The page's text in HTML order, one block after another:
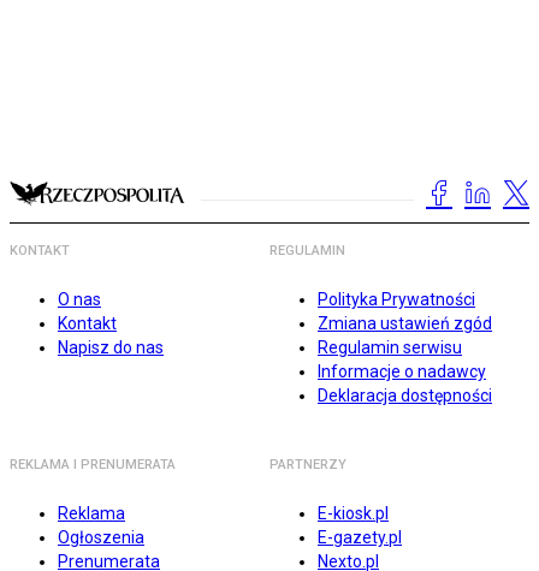
KONTAKT
O nas
Kontakt
Napisz do nas
REGULAMIN
Polityka Prywatności
Zmiana ustawień zgód
Regulamin serwisu
Informacje o nadawcy
Deklaracja dostępności
REKLAMA I PRENUMERATA
Reklama
Ogłoszenia
Prenumerata
PARTNERZY
E-kiosk.pl
E-gazety.pl
Nexto.pl